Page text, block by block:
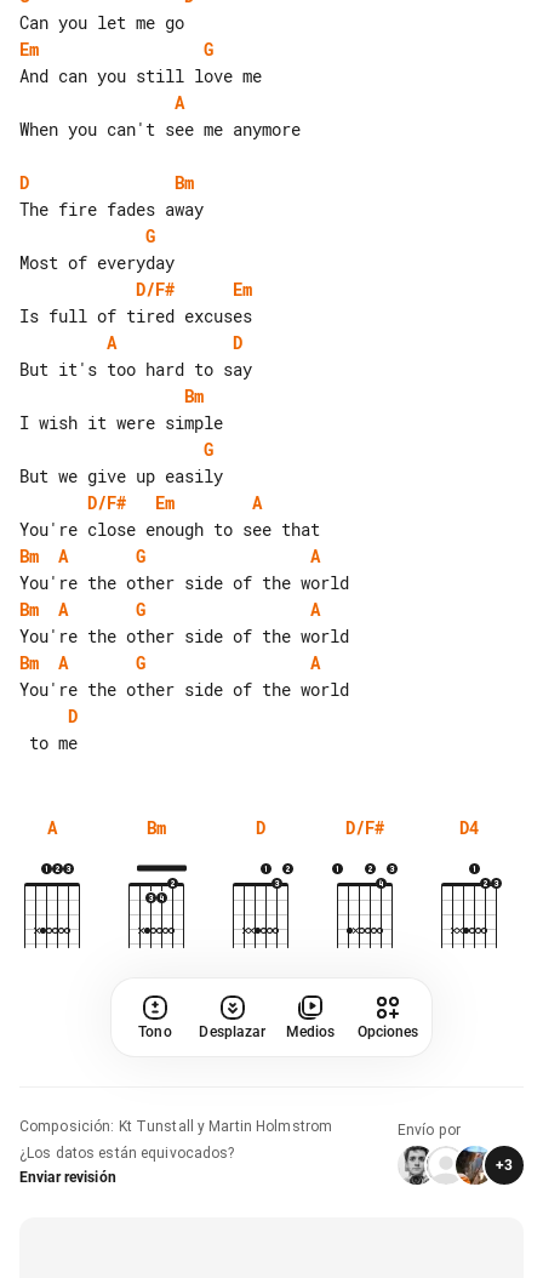
Em
G
A
When you can't see me anymore
D
Bm
G
D/F#
Em
A
D
Bm
G
D/F#
Em
A
Bm
A G
A
Bm
A G
A
Bm
A G
A
D
A Bm D D/F# D4
Tono Desplazar Medios Opciones
Composición: Kt Tunstall y Martin Holmstrom
¿Los datos están equivocados?
Enviar revisión
Envío por
+3